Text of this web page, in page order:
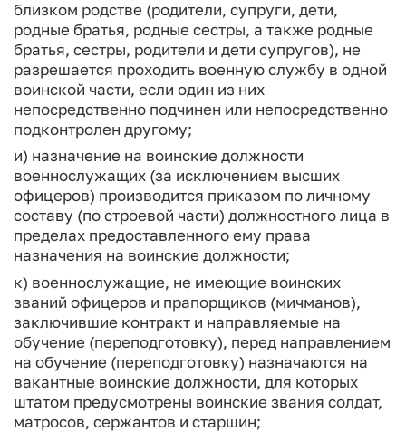
близком родстве (родители, супруги, дети,
родные братья, родные сестры, а также родные
братья, сестры, родители и дети супругов), не
разрешается проходить военную службу в одной
воинской части, если один из них
непосредственно подчинен или непосредственно
подконтролен другому;
и) назначение на воинские должности
военнослужащих (за исключением высших
офицеров) производится приказом по личному
составу (по строевой части) должностного лица в
пределах предоставленного ему права
назначения на воинские должности;
к) военнослужащие, не имеющие воинских
званий офицеров и прапорщиков (мичманов),
заключившие контракт и направляемые на
обучение (переподготовку), перед направлением
на обучение (переподготовку) назначаются на
вакантные воинские должности, для которых
штатом предусмотрены воинские звания солдат,
матросов, сержантов и старшин;